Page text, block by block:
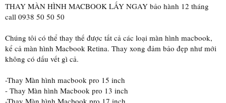
THAY MÀN HÌNH MACBOOK LẤY NGAY bảo hành 12 tháng
call 0938 50 50 50
Chúng tôi có thể thay thế được tất cả các loại màn hình macbook,
kể cả màn hình Macbook Retina. Thay xong đảm bảo đẹp như mới
không có dấu vết gì cả.
-Thay Màn hình macbook pro 15 inch
- Thay Màn hình Macbook pro 13 inch
-Thay Màn hình Macbook pro 17 inch